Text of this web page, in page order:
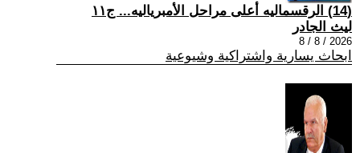
(14) الرقسماليه أعلى مراحل الأمبرياليه... ج١١
ليث الجادر
2026 / 8 / 8
ابحاث يسارية واشتراكية وشيوعية